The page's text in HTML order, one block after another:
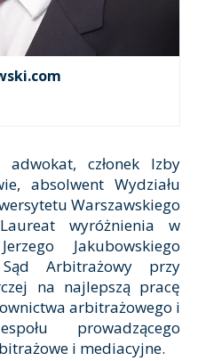
adwokat, członek Izby
absolwent Wydziału
Warszawskiego
wyróżnienia w
Jakubowskiego
Arbitrażowy przy
na najlepszą pracę
arbitrażowego i
prowadzącego
i mediacyjne.